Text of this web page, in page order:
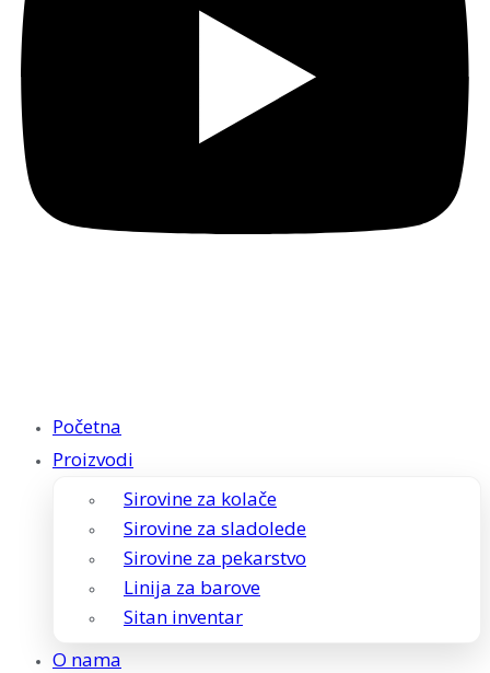
Početna
Proizvodi
Sirovine za kolače
Sirovine za sladolede
Sirovine za pekarstvo
Linija za barove
Sitan inventar
O nama